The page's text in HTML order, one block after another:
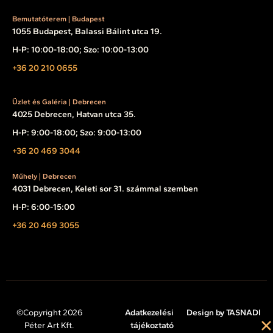
Bemutatóterem | Budapest
1055 Budapest, Balassi Bálint utca 19.
H-P: 10:00-18:00; Szo: 10:00-13:00
+36 20 210 0655
Üzlet és Galéria | Debrecen
4025 Debrecen, Hatvan utca 35.
H-P: 9:00-18:00; Szo: 9:00-13:00
+36 20 469 3044
Műhely | Debrecen
4031 Debrecen, Keleti sor 31. számmal szemben
H-P: 6:00-15:00
+36 20 469 3055
©Copyright 2026
Péter Art Kft.
Adatkezelési
tájékoztató
Design by TASNADI